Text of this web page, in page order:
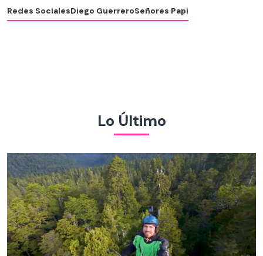
Redes SocialesDiego GuerreroSeñores Papi
Lo Último